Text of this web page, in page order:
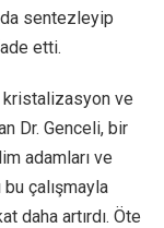
sentezleyip
etti.
kristalizasyon ve
Dr. Genceli, bir
adamları ve
bu çalışmayla
daha artırdı. Öte